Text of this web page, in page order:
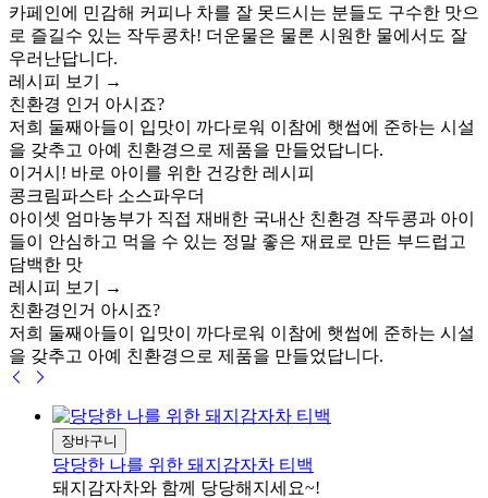
카페인에 민감해 커피나 차를 잘 못드시는 분들도 구수한 맛으
로 즐길수 있는 작두콩차! 더운물은 물론 시원한 물에서도 잘
우러난답니다.
레시피 보기 →
친환경 인거 아시죠?
저희 둘째아들이 입맛이 까다로워 이참에 햇썹에 준하는 시설
을 갖추고 아예 친환경으로 제품을 만들었답니다.
이거시! 바로 아이를 위한 건강한 레시피
콩크림파스타 소스파우더
아이셋 엄마농부가 직접 재배한 국내산 친환경 작두콩과 아이
들이 안심하고 먹을 수 있는 정말 좋은 재료로 만든 부드럽고
담백한 맛
레시피 보기 →
친환경인거 아시죠?
저희 둘째아들이 입맛이 까다로워 이참에 햇썹에 준하는 시설
을 갖추고 아예 친환경으로 제품을 만들었답니다.
장바구니
당당한 나를 위한 돼지감자차 티백
돼지감자차와 함께 당당해지세요~!